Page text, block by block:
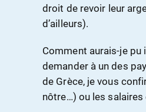
droit de revoir leur
d’ailleurs).
Comment aurais-je pu
demander à un des
de Grèce, je vous
nôtre…) ou les salaires